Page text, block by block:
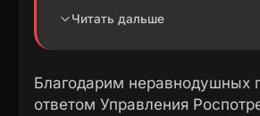
“Омскстройполимер”
Госжилинспекцию
Читать дальше
Благодарим неравнодушных
ответом Управления